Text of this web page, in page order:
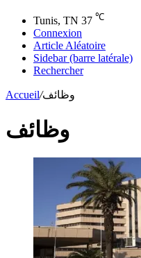
Tunis, TN 37 ℃
Connexion
Article Aléatoire
Sidebar (barre latérale)
Rechercher
Accueil/وظائف
وظائف